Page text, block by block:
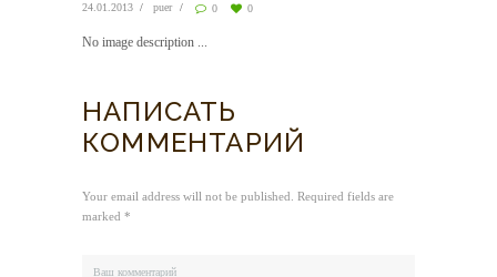
24.01.2013 puer 0 0
No image description ...
НАПИСАТЬ
КОММЕНТАРИЙ
Your email address will not be published. Required fields are
marked *